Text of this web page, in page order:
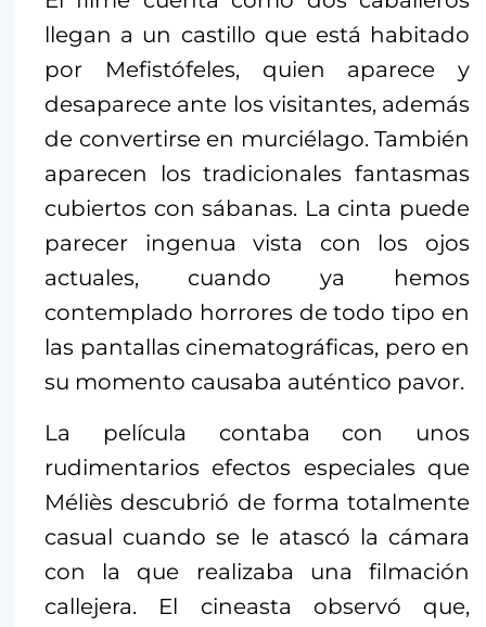
llegan a un castillo que está habitado
por Mefistófeles, quien aparece y
desaparece ante los visitantes, además
de convertirse en murciélago. También
aparecen los tradicionales fantasmas
cubiertos con sábanas. La cinta puede
parecer ingenua vista con los ojos
actuales, cuando ya hemos
contemplado horrores de todo tipo en
las pantallas cinematográficas, pero en
su momento causaba auténtico pavor.
La película contaba con unos
rudimentarios efectos especiales que
Méliès descubrió de forma totalmente
casual cuando se le atascó la cámara
con la que realizaba una filmación
callejera. El cineasta observó que,